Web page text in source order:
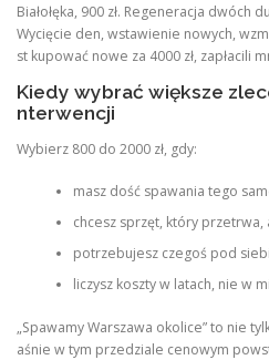
Białołęka, 900 zł. Regeneracja
Wycięcie den, wstawienie nowych,
st kupować nowe za 4000 zł, zapłacili
Kiedy wybrać większe
nterwencji
Wybierz 800 do 2000 zł, gdy:
masz dość spawania tego
chcesz sprzęt, który
potrzebujesz czegoś pod
liczysz koszty w latach, nie w
„Spawamy Warszawa okolice” to nie
aśnie w tym przedziale cenowym